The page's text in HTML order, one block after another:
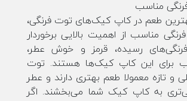
مناسب
طعم در کاپ کیک‌های توت فرنگی،
مناسب از اهمیت بالایی برخوردار
رسیده، قرمز و خوش عطر،
برای این کاپ کیک‌ها هستند. توت
و تازه معمولا طعم بهتری دارند و عطر
به کاپ کیک شما می‌بخشند. اگر